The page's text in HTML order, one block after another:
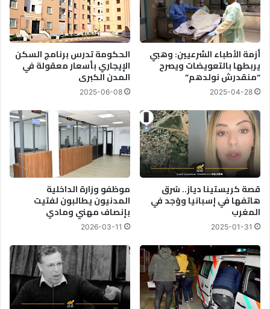
أزمة الأطباء الشرعيين: وهبي
يربطها بالتعويضات ويصرح
“منقدرش نولدهم”
2025-04-28
الحكومة تدرس برنامج السكن
الإيجاري بأسعار معقولة في
المدن الكبرى
2025-06-08
قصة كريستينا دياز.. سُرق
هاتفها في إسبانيا ووُجد في
المغرب
2025-01-31
موظفو وزارة الداخلية
المدنيون يطالبون لفتيت
بإنصاف مهني ومادي
2026-03-11